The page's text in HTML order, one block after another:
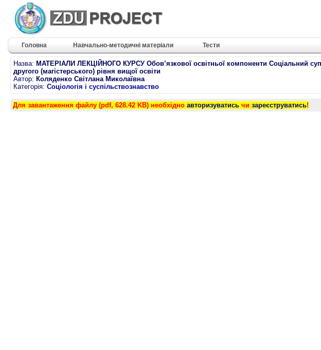
Головна Навчально-методичні матеріали Тести
Назва: МАТЕРІАЛИ ЛЕКЦІЙНОГО КУРСУ Обов’язкової освітньої компоненти Соціальний
другого (магістерського) рівня вищої освіти
Автор: Коляденко Світлана Миколаївна
Категорія: Соціологія і суспільствознавство
Для завантаження файлу (pdf, 628.42 KB) необхідно авторизуватись чи зареєструватись!